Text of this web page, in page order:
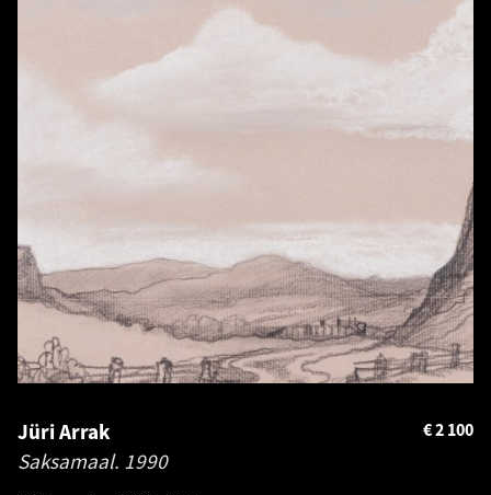
Jüri Arrak
Saksamaal. 1990
2 100
€